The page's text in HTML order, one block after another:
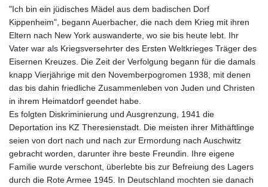
HRK 7.536622
HTG 151.150865
HUF 363.096405
IDR 20580.370421
ILS 3.468234
IMP 0.8566
INR 109.992259
IQD 1515.115748
IRR
1590322.371805
ISK 142.598215
JEP 0.8566
JMD 183.583315
JOD 0.819746
"Ich bin ein jüdisches Mädel aus dem badischen Dorf
Kippenheim", begann Auerbacher, die nach dem Krieg mit ihren
Eltern nach New York auswanderte, wo sie bis heute lebt. Ihr
Vater war als Kriegsversehrter des Ersten Weltkrieges Träger des
Eisernen Kreuzes. Die Zeit der Verfolgung begann für die damals
knapp Vierjährige mit den Novemberpogromen 1938, mit denen
das bis dahin friedliche Zusammenleben von Juden und Christen
in ihrem Heimatdorf geendet habe.
Es folgten Diskriminierung und Ausgrenzung, 1941 die
Deportation ins KZ Theresienstadt. Die meisten ihrer Mithäftlinge
seien von dort nach und nach zur Ermordung nach Auschwitz
gebracht worden, darunter ihre beste Freundin. Ihre eigene
Familie wurde verschont, überlebte bis zur Befreiung des Lagers
durch die Rote Armee 1945. In Deutschland mochten sie danach